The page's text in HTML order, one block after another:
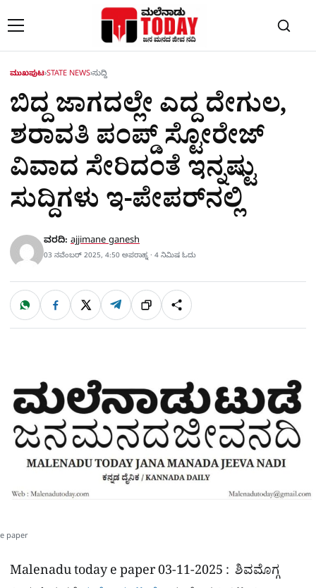
ಮುಖಪುಟ›STATE NEWS›ಸುದ್ದಿ
ಬಿದ್ದ ಜಾಗದಲ್ಲೇ ಎದ್ದ ದೇಗುಲ,
ಶರಾವತಿ ಪಂಪ್ಡ್​​​ ಸ್ಟೋರೇಜ್​
ವಿವಾದ ಸೇರಿದಂತೆ ಇನ್ನಷ್ಟು
ಸುದ್ದಿಗಳು ಇ-ಪೇಪರ್​ನಲ್ಲಿ
ವರದಿ: ajjimane ganesh
03 ನವೆಂಬರ್ 2025, 4:50 ಅಪರಾಹ್ನ · 4 ನಿಮಿಷ ಓದು
ಹಂಚಿಕೊಳ್ಳಿ
W
a
t
F
c
e
X T
l
e
ಲಿಂ
ಕ್
S
h
e
e paper
Malenadu today e paper 03-11-2025 : ಶಿವಮೊಗ್ಗ